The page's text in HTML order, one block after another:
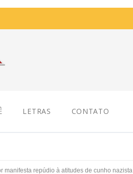
LETRAS CONTATO
manifesta repúdio à atitudes de cunho nazista